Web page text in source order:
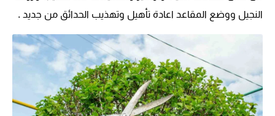
النجيل ووضع المقاعد اعادة تأهيل وتهذيب الحدائق من جديد .